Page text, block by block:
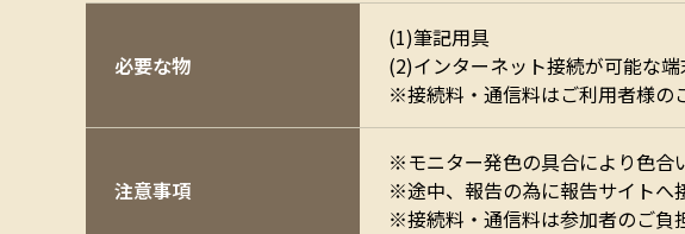
必要な物
(1)筆記用具
(2)インターネット接続が可能な端
※接続料・通信料はご利用者様の
注意事項
※モニター発色の具合により色合
※途中、報告の為に報告サイトへ
※接続料・通信料は参加者のご負